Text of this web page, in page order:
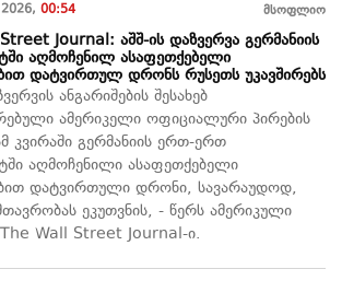
00:54 მსოფლიო
Journal: აშშ-ის დაზვერვა გერმანიის
აღმოჩენილ ასაფეთქებელი
დატვირთულ დრონს რუსეთს უკავშირებს
ანგარიშების შესახებ
ამერიკელი ოფიციალური პირების
კვირაში გერმანიის ერთ-ერთ
აღმოჩენილი ასაფეთქებელი
დატვირთული დრონი, სავარაუდოდ,
ეკუთვნის, - წერს ამერიკული
The Wall Street Journal-ი.